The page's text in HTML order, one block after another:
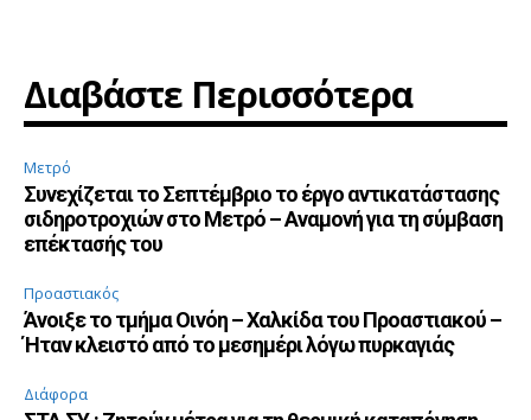
Διαβάστε Περισσότερα
Μετρό
Συνεχίζεται το Σεπτέμβριο το έργο αντικατάστασης
σιδηροτροχιών στο Μετρό – Αναμονή για τη σύμβαση
επέκτασής του
Προαστιακός
Άνοιξε το τμήμα Οινόη – Χαλκίδα του Προαστιακού –
Ήταν κλειστό από το μεσημέρι λόγω πυρκαγιάς
Διάφορα